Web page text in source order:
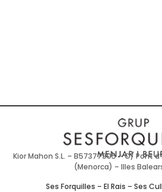
Kior Mahon S.L. – B57377905 – C/ Pont
(Menorca) – Illes
Ses Forquilles – El Rais – Ses